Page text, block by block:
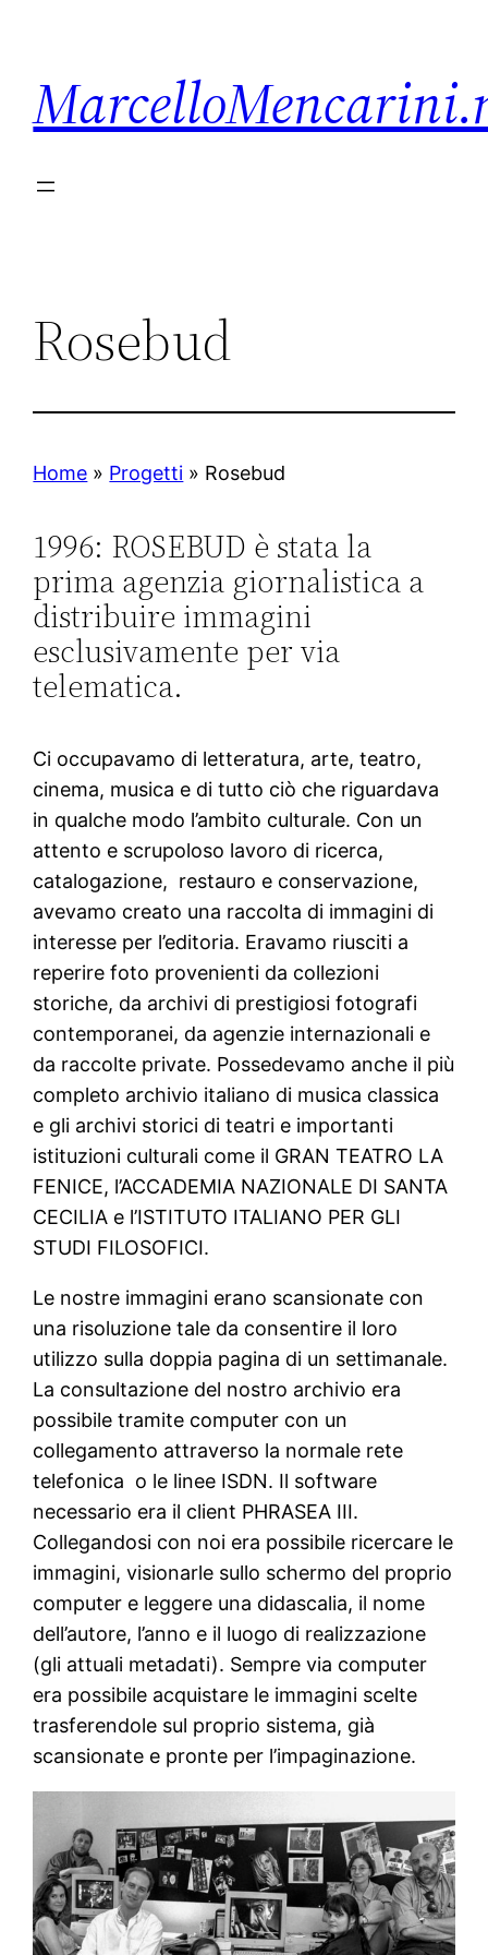
contenuto
Rosebud
Home » Progetti » Rosebud
1996: ROSEBUD è stata la
prima agenzia giornalistica a
distribuire immagini
esclusivamente per via
telematica.
Ci occupavamo di letteratura, arte, teatro,
cinema, musica e di tutto ciò che riguardava
in qualche modo l’ambito culturale. Con un
attento e scrupoloso lavoro di ricerca,
catalogazione, restauro e conservazione,
avevamo creato una raccolta di immagini di
interesse per l’editoria. Eravamo riusciti a
reperire foto provenienti da collezioni
storiche, da archivi di prestigiosi fotografi
contemporanei, da agenzie internazionali e
da raccolte private. Possedevamo anche il più
completo archivio italiano di musica classica
e gli archivi storici di teatri e importanti
istituzioni culturali come il GRAN TEATRO LA
FENICE, l’ACCADEMIA NAZIONALE DI SANTA
CECILIA e l’ISTITUTO ITALIANO PER GLI
STUDI FILOSOFICI.
Le nostre immagini erano scansionate con
una risoluzione tale da consentire il loro
utilizzo sulla doppia pagina di un settimanale.
La consultazione del nostro archivio era
possibile tramite computer con un
collegamento attraverso la normale rete
telefonica o le linee ISDN. Il software
necessario era il client PHRASEA III.
Collegandosi con noi era possibile ricercare le
immagini, visionarle sullo schermo del proprio
computer e leggere una didascalia, il nome
dell’autore, l’anno e il luogo di realizzazione
(gli attuali metadati). Sempre via computer
era possibile acquistare le immagini scelte
trasferendole sul proprio sistema, già
scansionate e pronte per l’impaginazione.